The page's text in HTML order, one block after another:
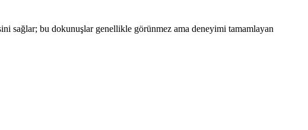
sağlar; bu dokunuşlar genellikle görünmez ama deneyimi tamamlayan